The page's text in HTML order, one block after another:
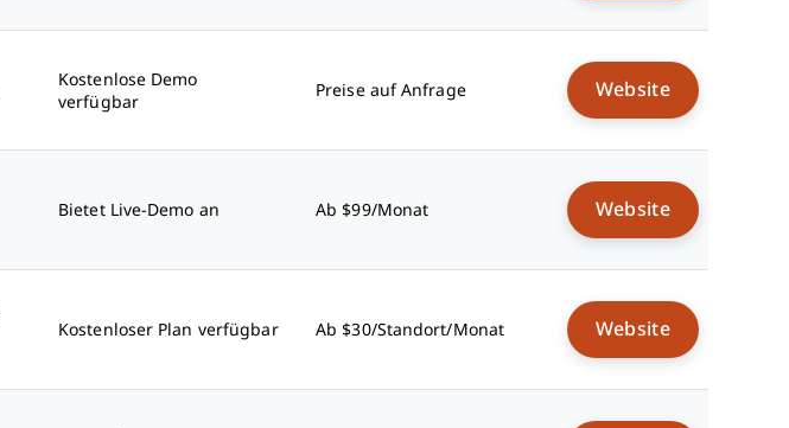
Kostenlose Demo
verfügbar
Preise auf Anfrage Website
Bietet Live-Demo an Ab $99/Monat Website
Kostenloser Plan verfügbar Ab $30/Standort/Monat Website